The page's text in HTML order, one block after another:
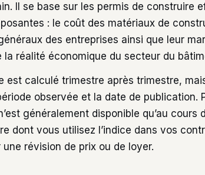
Il se base sur les permis de construire
: le coût des matériaux de
des entreprises ainsi que leur
réalité économique du secteur du
est calculé trimestre après trimestre,
observée et la date de publication.
généralement disponible qu’au cours
dont vous utilisez l’indice dans vos
une révision de prix ou de loyer.